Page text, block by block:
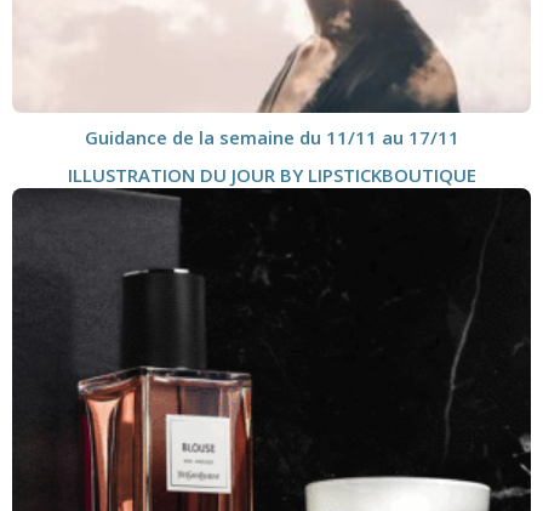
Guidance de la semaine du 11/11 au 17/11
ILLUSTRATION DU JOUR BY LIPSTICKBOUTIQUE